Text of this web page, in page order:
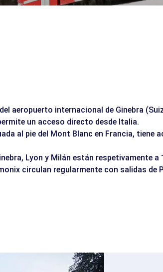
aeropuerto internacional de Ginebra
un acceso directo desde Italia.
al pie del Mont Blanc en Francia, tiene
Lyon y Milán están respetivamente a
circulan regularmente con salidas de